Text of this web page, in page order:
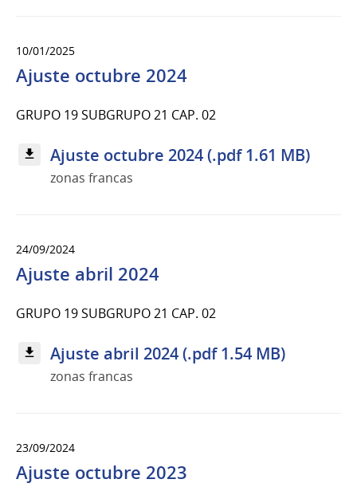
10/01/2025
Ajuste octubre 2024
GRUPO 19 SUBGRUPO 21 CAP. 02
Ajuste octubre 2024 (.pdf 1.61 MB)
zonas francas
24/09/2024
Ajuste abril 2024
GRUPO 19 SUBGRUPO 21 CAP. 02
Ajuste abril 2024 (.pdf 1.54 MB)
zonas francas
23/09/2024
Ajuste octubre 2023